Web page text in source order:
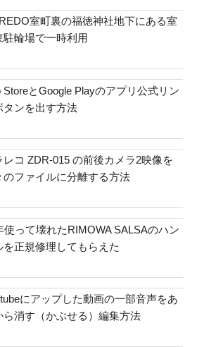
室町裏の福徳神社地下にある室
駐輪場で一時利用
StoreとGoogle Playのアプリ公式リン
タンを出す方法
レコ ZDR-015 の前後カメラ2映像を
のファイルに分離する方法
使って壊れたRIMOWA SALSAのハン
を正規修理してもらえた
にアップした動画の一部音声をあ
ら消す（かぶせる）編集方法